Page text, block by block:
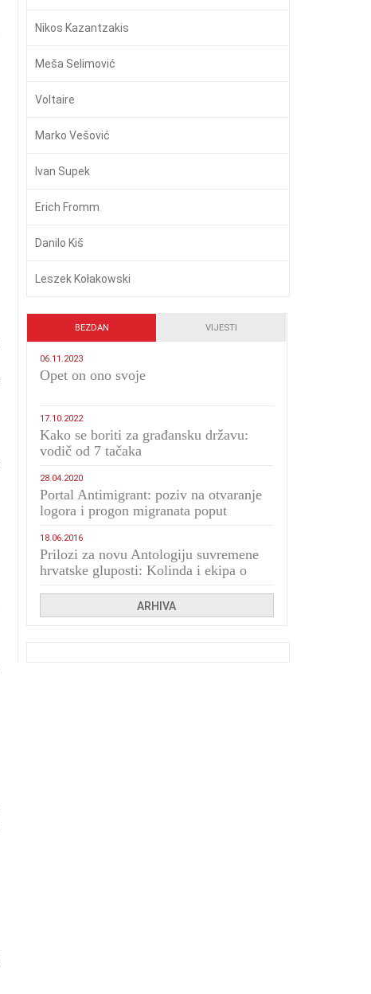
Nikos Kazantzakis
Meša Selimović
Voltaire
Marko Vešović
Ivan Supek
Erich Fromm
Danilo Kiš
Leszek Kołakowski
BEZDAN VIJESTI
06.11.2023
​Opet on ono svoje
17.10.2022
Kako se boriti za građansku državu:
vodič od 7 tačaka
28.04.2020
Portal Antimigrant: poziv na otvaranje
logora i progon migranata poput
18.06.2016
Prilozi za novu Antologiju suvremene
hrvatske gluposti: Kolinda i ekipa o
ARHIVA